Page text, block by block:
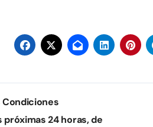
Condiciones
24 horas, de